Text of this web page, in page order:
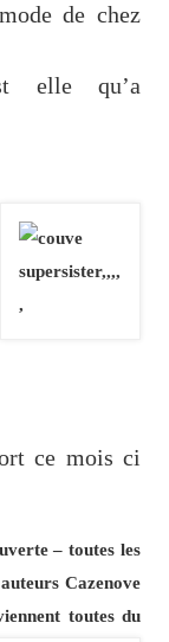
de chez
elle qu’a
ce mois ci
– toutes les
Cazenove
toutes du